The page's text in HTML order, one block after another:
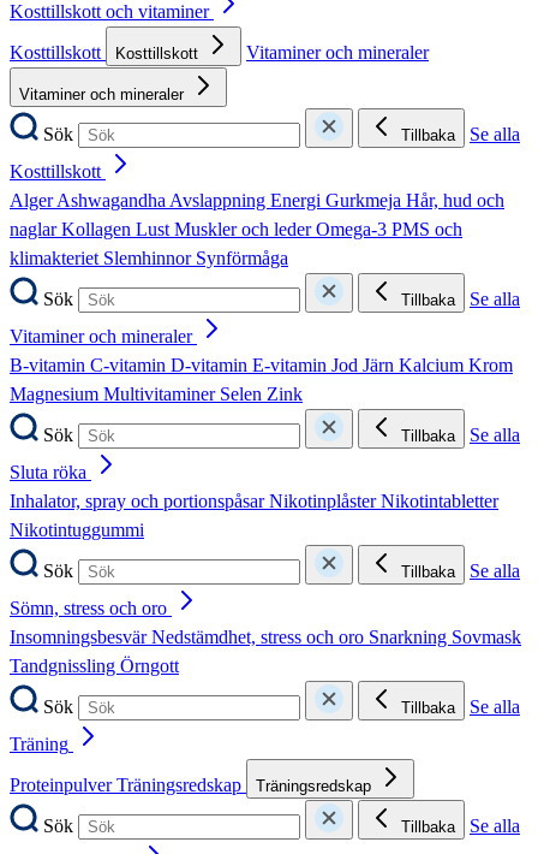
Kosttillskott och vitaminer
Kosttillskott
Kosttillskott Vitaminer och mineraler
Vitaminer och mineraler
Sök Tillbaka
Se alla
Kosttillskott
AlgerAshwagandhaAvslappning Energi Gurkmeja Hår, hud och
naglarKollagen LustMuskler och lederOmega-3 PMS och
klimakteriet Slemhinnor Synförmåga
Sök
Tillbaka
Se alla
Vitaminer och mineraler
B-vitamin C-vitamin D-vitamin E-vitamin Jod Järn Kalcium Krom
Magnesium Multivitaminer Selen Zink
Sök
Tillbaka
Se alla
Sluta röka
Inhalator, spray och portionspåsarNikotinplåsterNikotintabletter
Nikotintuggummi
Sök
Tillbaka
Se alla
Sömn, stress och oro
InsomningsbesvärNedstämdhet, stress och oro Snarkning Sovmask
Tandgnissling Örngott
Sök
Tillbaka
Se alla
Träning
ProteinpulverTräningsredskap Träningsredskap
Sök Tillbaka
Se alla